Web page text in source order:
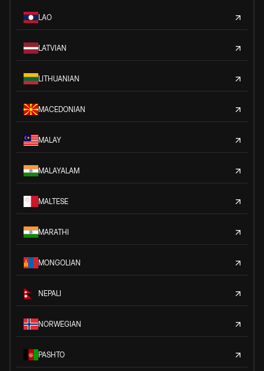
LAO
LATVIAN
LITHUANIAN
MACEDONIAN
MALAY
MALAYALAM
MALTESE
MARATHI
MONGOLIAN
NEPALI
NORWEGIAN
PASHTO